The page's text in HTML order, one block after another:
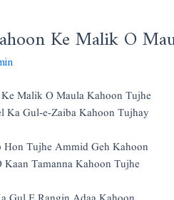
Ke Malik O
Malik O Maula Kahoon Tujhe
Ka Gul-e-Zaiba Kahoon Tujhay
Hon Tujhe Ammid Geh Kahoon
Kaan Tamanna Kahoon Tujhe